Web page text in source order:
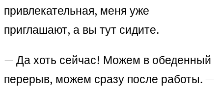
привлекательная, меня уже
приглашают, а вы тут сидите.
— Да хоть сейчас! Можем в обеденный
перерыв, можем сразу после работы. —